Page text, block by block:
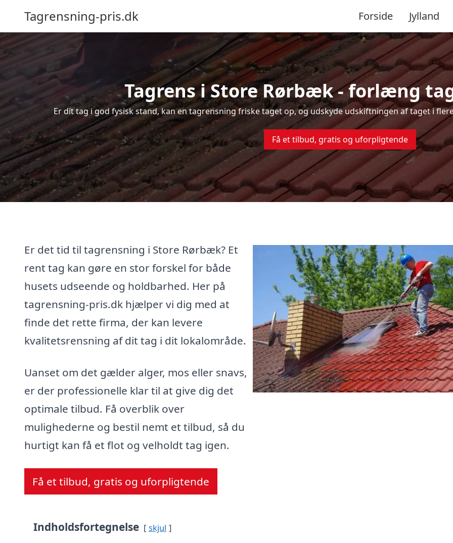
Tagrensning-pris.dk Forside Jylland
Tagrens i Store Rørbæk - forlæng
Er dit tag i god fysisk stand, kan en tagrensning friske taget op, og udskyde udskiftningen af taget i
Få et tilbud, gratis og uforpligtende
Er det tid til tagrensning i Store Rørbæk? Et
rent tag kan gøre en stor forskel for både
husets udseende og holdbarhed. Her på
tagrensning-pris.dk hjælper vi dig med at
finde det rette firma, der kan levere
kvalitetsrensning af dit tag i dit lokalområde.
Uanset om det gælder alger, mos eller snavs,
er der professionelle klar til at give dig det
optimale tilbud. Få overblik over
mulighederne og bestil nemt et tilbud, så du
hurtigt kan få et flot og velholdt tag igen.
Få et tilbud, gratis og uforpligtende
Indholdsfortegnelse skjul